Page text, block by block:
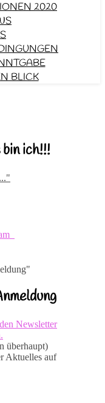
2020
BLICK
ich!!!
Newsletter
überhaupt)
Aktuelles auf